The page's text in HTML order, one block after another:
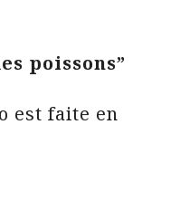
poissons”
est faite en